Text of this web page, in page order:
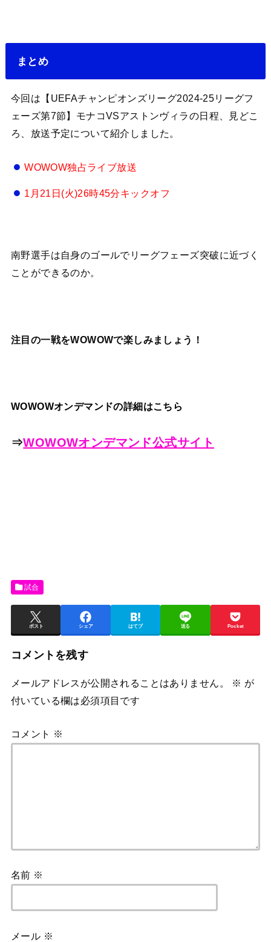
まとめ
今回は【UEFAチャンピオンズリーグ2024-25リーグフ
ェーズ第7節】モナコVSアストンヴィラの日程、見どこ
ろ、放送予定について紹介しました。
WOWOW独占ライブ放送
1月21日(火)26時45分キックオフ
南野選手は自身のゴールでリーグフェーズ突破に近づく
ことができるのか。
注目の一戦をWOWOWで楽しみましょう！
WOWOWオンデマンドの詳細はこちら
⇒WOWOWオンデマンド公式サイト
試合
ポスト シェア はてブ 送る Pocket
コメントを残す
メールアドレスが公開されることはありません。 ※ が
付いている欄は必須項目です
コメント ※
名前 ※
メール ※